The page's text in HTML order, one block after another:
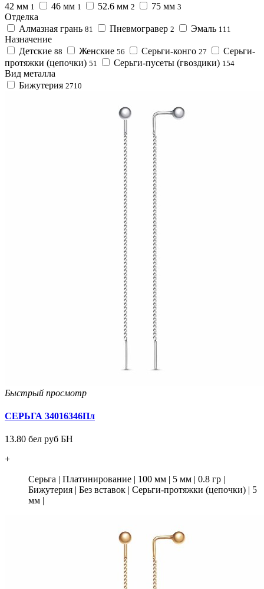
42 мм 1 46 мм 1 52.6 мм 2 75 мм 3
Отделка
Алмазная грань 81 Пневмогравер 2 Эмаль 111
Назначение
Детские 88 Женские 56 Серьги-конго 27
Серьги-
протяжки (цепочки) 51 Серьги-пусеты (гвоздики) 154
Вид металла
Бижутерия 2710
Быстрый просмотр
СЕРЬГА 34016346Пл
13.80 бел руб БН
+
Серьга | Платинирование | 100 мм | 5 мм | 0.8 гр |
Бижутерия | Без вставок | Серьги-протяжки (цепочки) | 5
мм |